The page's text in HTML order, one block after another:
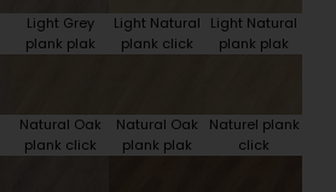
Light Grey
plank plak
Light Natural
plank click
Light Natural
plank plak
Natural Oak
plank click
Natural Oak
plank plak
Naturel plank
click